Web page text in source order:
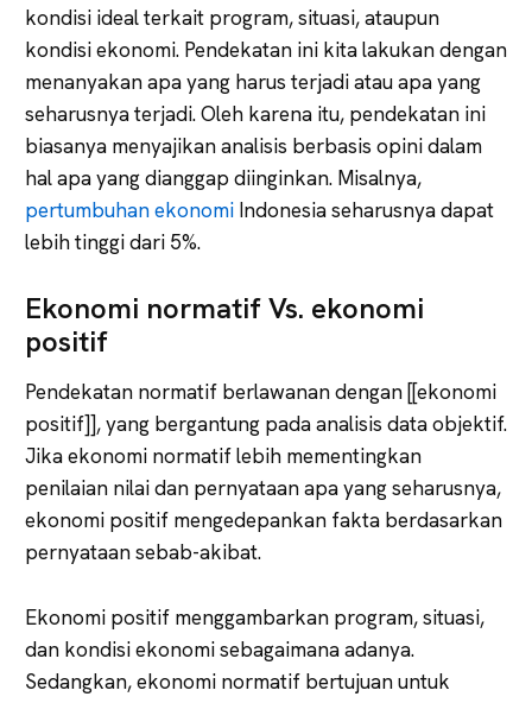
kondisi ideal terkait program, situasi, ataupun
kondisi ekonomi. Pendekatan ini kita lakukan dengan
menanyakan apa yang harus terjadi atau apa yang
seharusnya terjadi. Oleh karena itu, pendekatan ini
biasanya menyajikan analisis berbasis opini dalam
hal apa yang dianggap diinginkan. Misalnya,
pertumbuhan ekonomi Indonesia seharusnya dapat
lebih tinggi dari 5%.
Ekonomi normatif Vs. ekonomi
positif
Pendekatan normatif berlawanan dengan [[ekonomi
positif]], yang bergantung pada analisis data objektif.
Jika ekonomi normatif lebih mementingkan
penilaian nilai dan pernyataan apa yang seharusnya,
ekonomi positif mengedepankan fakta berdasarkan
pernyataan sebab-akibat.
Ekonomi positif menggambarkan program, situasi,
dan kondisi ekonomi sebagaimana adanya.
Sedangkan, ekonomi normatif bertujuan untuk